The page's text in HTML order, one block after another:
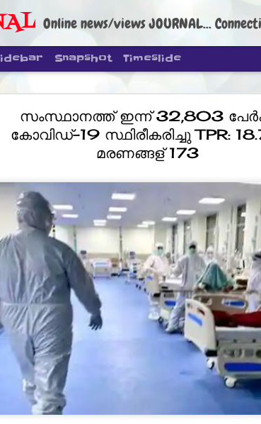
സംസ്ഥാനത്ത് ഇന്ന് 32,803
കോവിഡ്-19 സ്ഥിരീകരിച്ചു TPR:
മരണങ്ങള് 173
Online news/views JOURNAL... Connecting
Snapshot Timeslide